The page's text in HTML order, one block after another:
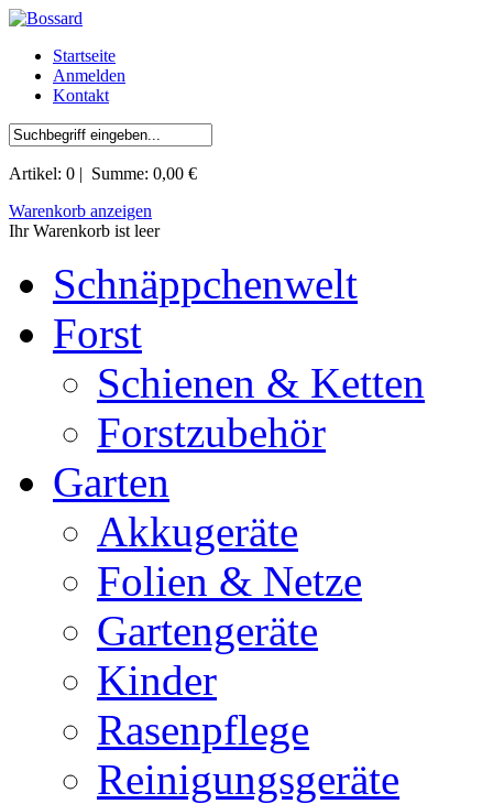
Startseite
Anmelden
Kontakt
Artikel: 0 | Summe: 0,00 €
Warenkorb anzeigen
Ihr Warenkorb ist leer
Schnäppchenwelt
Forst
Schienen & Ketten
Forstzubehör
Garten
Akkugeräte
Folien & Netze
Gartengeräte
Kinder
Rasenpflege
Reinigungsgeräte